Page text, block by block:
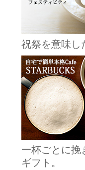
祝祭を意味し
一杯ごとに挽
ギフト。